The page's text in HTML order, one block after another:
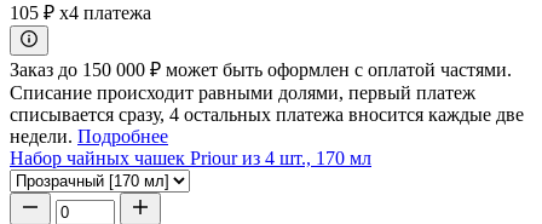
105 ₽ x4 платежа
Заказ до 150 000 ₽ может быть оформлен с оплатой частями.
Списание происходит равными долями, первый платеж
списывается сразу, 4 остальных платежа вносится каждые две
недели. Подробнее
Набор чайных чашек Priour из 4 шт., 170 мл